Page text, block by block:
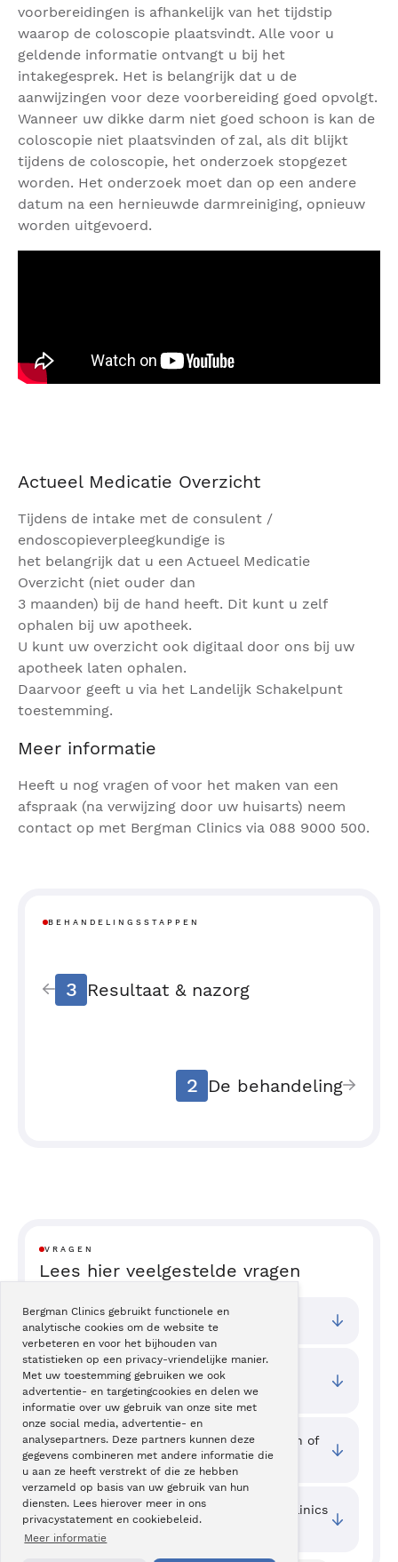
Bergman Clinics gebruikt functionele en
analytische cookies om de website te
verbeteren en voor het bijhouden van
statistieken op een privacy-vriendelijke manier.
Met uw toestemming gebruiken we ook
advertentie- en targetingcookies en delen we
informatie over uw gebruik van onze site met
onze social media, advertentie- en
analysepartners. Deze partners kunnen deze
gegevens combineren met andere informatie die
u aan ze heeft verstrekt of die ze hebben
verzameld op basis van uw gebruik van hun
diensten. Lees hierover meer in ons
privacystatement en cookiebeleid.
Meer informatie
voorbereidingen is afhankelijk van het tijdstip
waarop de coloscopie plaatsvindt. Alle voor u
geldende informatie ontvangt u bij het
intakegesprek. Het is belangrijk dat u de
aanwijzingen voor deze voorbereiding goed opvolgt.
Wanneer uw dikke darm niet goed schoon is kan de
coloscopie niet plaatsvinden of zal, als dit blijkt
tijdens de coloscopie, het onderzoek stopgezet
worden. Het onderzoek moet dan op een andere
datum na een hernieuwde darmreiniging, opnieuw
worden uitgevoerd.
Actueel Medicatie Overzicht
Tijdens de intake met de consulent /
endoscopieverpleegkundige is
het belangrijk dat u een Actueel Medicatie
Overzicht (niet ouder dan
3 maanden) bij de hand heeft. Dit kunt u zelf
ophalen bij uw apotheek.
U kunt uw overzicht ook digitaal door ons bij uw
apotheek laten ophalen.
Daarvoor geeft u via het Landelijk Schakelpunt
toestemming.
Meer informatie
Heeft u nog vragen of voor het maken van een
afspraak (na verwijzing door uw huisarts) neem
contact op met Bergman Clinics via 088 9000 500.
BEHANDELINGSSTAPPEN
3 Resultaat & nazorg
2 De behandeling
VRAGEN
Lees hier veelgestelde vragen
Bij welke vestigingen kan ik terecht?
Wat zijn de toegangstijden van deze
behandeling?
Waar kan ik ervaringen van cliënten zien of
mijn ervaring delen?
Welke kwaliteit wordt er bij Bergman Clinics
geboden?